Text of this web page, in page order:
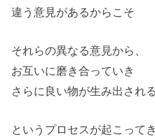
違う意見があるからこそ
それらの異なる意見から、
お互いに磨き合っていき
さらに良い物が生み出される
というプロセスが起こってき